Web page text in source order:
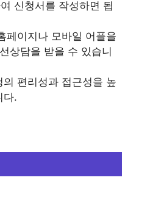
신청서를 작성하면 됩
페이지나 모바일 어플을
상담을 받을 수 있습니
편리성과 접근성을 높
다.